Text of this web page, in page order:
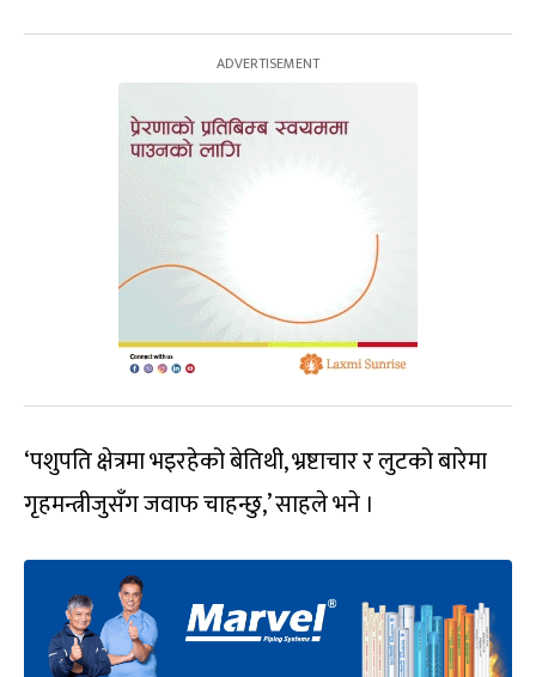
‘पशुपति क्षेत्रमा भइरहेको बेतिथी, भ्रष्टाचार र लुटको बारेमा
गृहमन्त्रीजुसँग जवाफ चाहन्छु,’ साहले भने ।